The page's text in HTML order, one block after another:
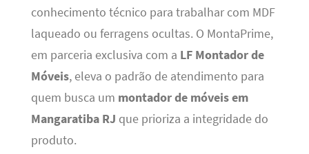
conhecimento técnico para trabalhar com MDF
laqueado ou ferragens ocultas. O MontaPrime,
em parceria exclusiva com a LF Montador de
Móveis, eleva o padrão de atendimento para
quem busca um montador de móveis em
Mangaratiba RJ que prioriza a integridade do
produto.